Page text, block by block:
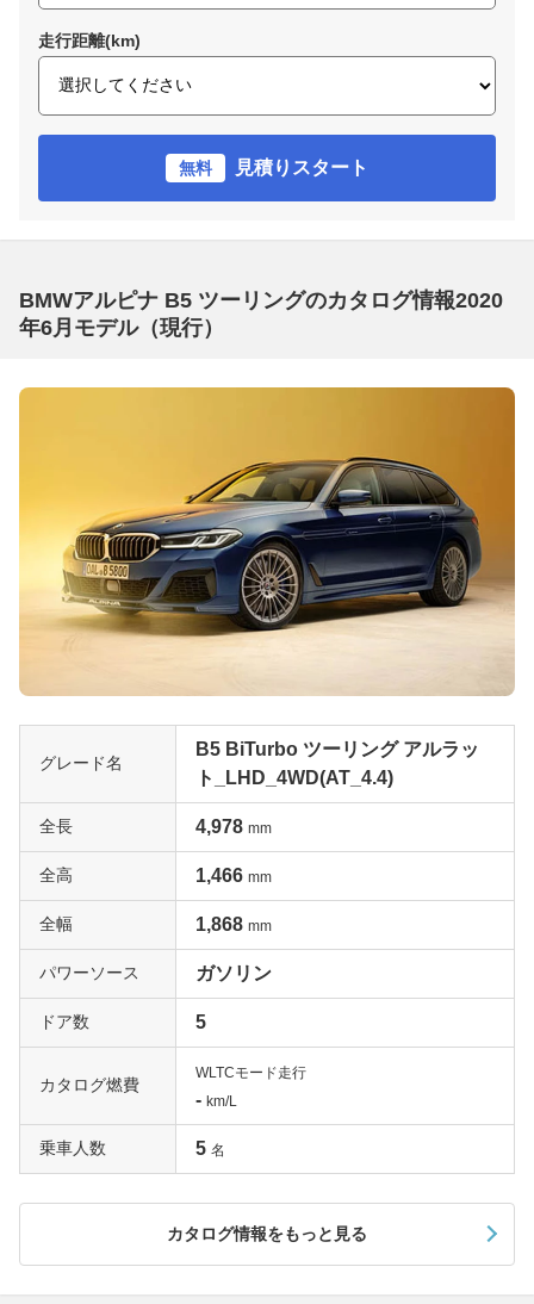
走行距離(km)
無料 見積りスタート
BMWアルピナ B5 ツーリングのカタログ情報2020
年6月モデル（現行）
グレード名
B5 BiTurbo ツーリング アルラッ
ト_LHD_4WD(AT_4.4)
全長 4,978 mm
全高 1,466 mm
全幅 1,868 mm
パワーソース ガソリン
ドア数 5
カタログ燃費
WLTCモード走行
- km/L
乗車人数 5 名
カタログ情報をもっと見る